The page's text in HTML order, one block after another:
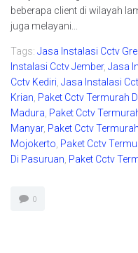
beberapa client di wilayah
juga melayani...
Tags: Jasa Instalasi Cctv
Instalasi Cctv Jember, Jasa
Cctv Kediri Jasa Instalasi
Krian Paket Cctv Termurah
Madura Paket Cctv
Manyar, Paket Cctv
Mojokerto Paket Cctv
Di Pasuruan Paket Cctv
0